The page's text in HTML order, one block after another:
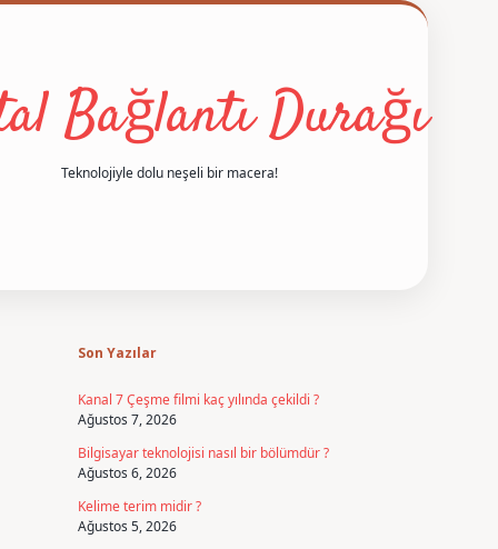
Bağlantı Durağı
Teknolojiyle dolu neşeli bir macera!
Son Yazılar
Kanal 7 Çeşme filmi kaç yılında çekildi ?
Ağustos 7, 2026
Bilgisayar teknolojisi nasıl bir bölümdür ?
Ağustos 6, 2026
Kelime terim midir ?
Ağustos 5, 2026